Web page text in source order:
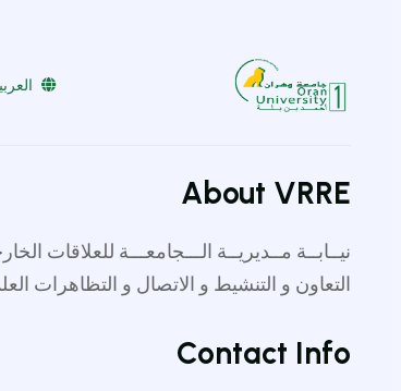
About VRRE
نيــابــة مــديريــة الـــجامعـــة للعلاقات
التعاون و التنشيط و الاتصال و التظاهرات
Contact Info